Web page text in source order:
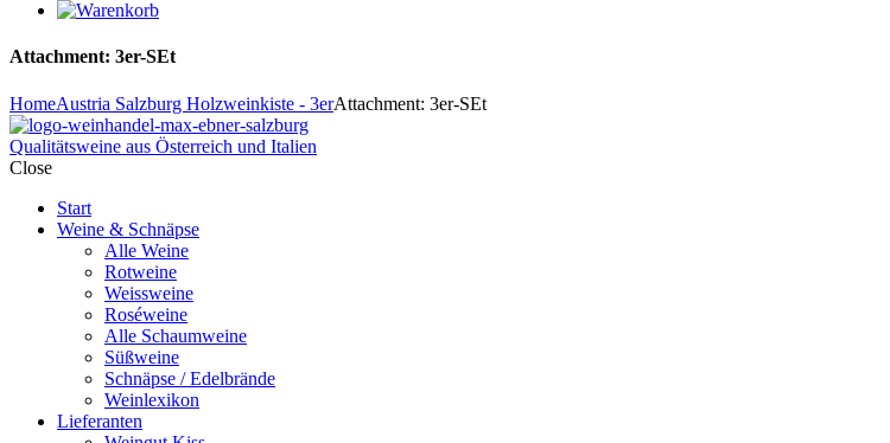
Attachment: 3er-SEt
HomeAustria Salzburg Holzweinkiste - 3erAttachment: 3er-SEt
Qualitätsweine aus Österreich und Italien
Close
Start
Weine & Schnäpse
Alle Weine
Rotweine
Weissweine
Roséweine
Alle Schaumweine
Süßweine
Schnäpse / Edelbrände
Weinlexikon
Lieferanten